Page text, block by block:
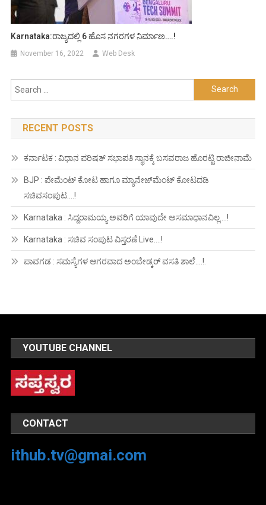
Karnataka:ರಾಜ್ಯದಲ್ಲಿ 6 ಹೊಸ ನಗರಗಳ ನಿರ್ಮಾಣ….!
November 16, 2022 Web Desk
Search
for:
RECENT POSTS
ಕರ್ನಾಟಕ : ವಿಧಾನ ಪರಿಷತ್ ಸಭಾಪತಿ ಸ್ಥಾನಕ್ಕೆ ಬಸವರಾಜ ಹೊರಟ್ಟಿ ರಾಜೀನಾಮೆ
BJP : ಪೇಮೆಂಟ್ ಕೋಟ ಹಾಗೂ ಮ್ಯಾನೇಜ್‍ಮೆಂಟ್ ಕೋಟದಡಿ
ಸಚಿವಸಂಪುಟ….!
Karnataka : ಸಿದ್ದರಾಮಯ್ಯ ಅವರಿಗೆ ಯಾವುದೇ ಅಸಮಾಧಾನವಿಲ್ಲ….!
Karnataka : ಸಚಿವ ಸಂಪುಟ ವಿಸ್ತರಣೆ Live….!
ಪಾವಗಡ : ಸಮಸ್ಯೆಗಳ ಆಗರವಾದ ಅಂಬೇಡ್ಕರ್ ವಸತಿ ಶಾಲೆ….!.
YOUTUBE CHANNEL
CONTACT
ithub.tv@gmai.com